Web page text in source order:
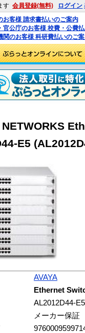
す 会員登録(無料) ログイン
お客様 請求書払いのご案内
官公庁のお客様 校費・公費
関のお客様 科研費払いのご
NETWORKS
E5
AVAYA
Ethernet
AL2012D44-E5
メーカー保証